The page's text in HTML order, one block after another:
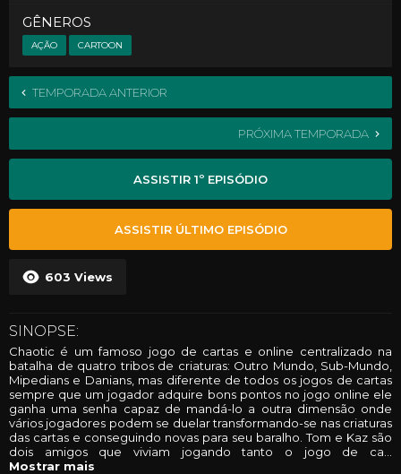
GÊNEROS
AÇÃO CARTOON
TEMPORADA ANTERIOR
PRÓXIMA TEMPORADA
603 Views
ASSISTIR 1º EPISÓDIO
ASSISTIR ÚLTIMO EPISÓDIO
SINOPSE:
Chaotic é um famoso jogo de cartas e online centralizado na
batalha de quatro tribos de criaturas: Outro Mundo, Sub-Mundo,
Mipedians e Danians, mas diferente de todos os jogos de cartas
sempre que um jogador adquire bons pontos no jogo online ele
ganha uma senha capaz de mandá-lo a outra dimensão onde
vários jogadores podem se duelar transformando-se nas criaturas
das cartas e conseguindo novas para seu baralho. Tom e Kaz são
dois amigos que viviam jogando tanto o jogo de ca
Mostrar mais